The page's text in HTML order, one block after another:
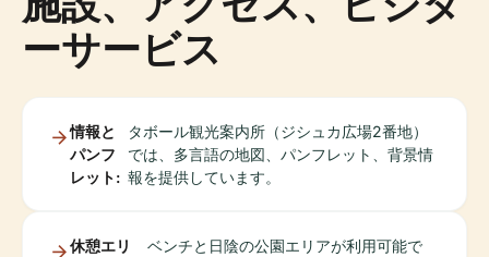
ーサービス
情報と
パンフ
レット:
タボール観光案内所（ジシュカ広場2番地）
では、多言語の地図、パンフレット、背景情
報を提供しています。
休憩エリ
ベンチと日陰の公園エリアが利用可能で